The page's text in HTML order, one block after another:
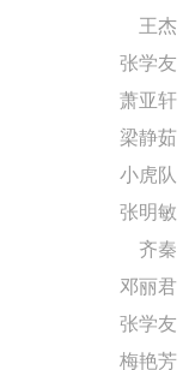
王杰
张学友
萧亚轩
梁静茹
小虎队
张明敏
齐秦
邓丽君
张学友
梅艳芳